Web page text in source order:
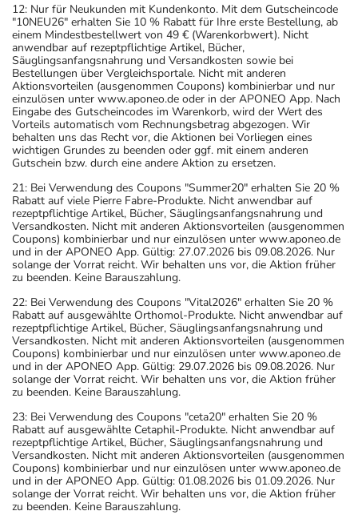
12: Nur für Neukunden mit Kundenkonto. Mit dem Gutscheincode
"10NEU26" erhalten Sie 10 % Rabatt für Ihre erste Bestellung, ab
einem Mindestbestellwert von 49 € (Warenkorbwert). Nicht
anwendbar auf rezeptpflichtige Artikel, Bücher,
Säuglingsanfangsnahrung und Versandkosten sowie bei
Bestellungen über Vergleichsportale. Nicht mit anderen
Aktionsvorteilen (ausgenommen Coupons) kombinierbar und nur
einzulösen unter www.aponeo.de oder in der APONEO App. Nach
Eingabe des Gutscheincodes im Warenkorb, wird der Wert des
Vorteils automatisch vom Rechnungsbetrag abgezogen. Wir
behalten uns das Recht vor, die Aktionen bei Vorliegen eines
wichtigen Grundes zu beenden oder ggf. mit einem anderen
Gutschein bzw. durch eine andere Aktion zu ersetzen.
21: Bei Verwendung des Coupons "Summer20" erhalten Sie 20 %
Rabatt auf viele Pierre Fabre-Produkte. Nicht anwendbar auf
rezeptpflichtige Artikel, Bücher, Säuglingsanfangsnahrung und
Versandkosten. Nicht mit anderen Aktionsvorteilen (ausgenommen
Coupons) kombinierbar und nur einzulösen unter www.aponeo.de
und in der APONEO App. Gültig: 27.07.2026 bis 09.08.2026. Nur
solange der Vorrat reicht. Wir behalten uns vor, die Aktion früher
zu beenden. Keine Barauszahlung.
22: Bei Verwendung des Coupons "Vital2026" erhalten Sie 20 %
Rabatt auf ausgewählte Orthomol-Produkte. Nicht anwendbar auf
rezeptpflichtige Artikel, Bücher, Säuglingsanfangsnahrung und
Versandkosten. Nicht mit anderen Aktionsvorteilen (ausgenommen
Coupons) kombinierbar und nur einzulösen unter www.aponeo.de
und in der APONEO App. Gültig: 29.07.2026 bis 09.08.2026. Nur
solange der Vorrat reicht. Wir behalten uns vor, die Aktion früher
zu beenden. Keine Barauszahlung.
23: Bei Verwendung des Coupons "ceta20" erhalten Sie 20 %
Rabatt auf ausgewählte Cetaphil-Produkte. Nicht anwendbar auf
rezeptpflichtige Artikel, Bücher, Säuglingsanfangsnahrung und
Versandkosten. Nicht mit anderen Aktionsvorteilen (ausgenommen
Coupons) kombinierbar und nur einzulösen unter www.aponeo.de
und in der APONEO App. Gültig: 01.08.2026 bis 01.09.2026. Nur
solange der Vorrat reicht. Wir behalten uns vor, die Aktion früher
zu beenden. Keine Barauszahlung.